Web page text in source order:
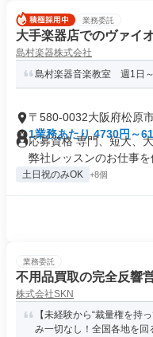
業務委託
大手楽器店でのヴァイ
島村楽器株式会社
島村楽器音楽教室 週1日
〒580-0032大阪府松原
1業務あたり 4730円～
ン 90分）
応募資格 専門、短大、
弊社レッスンのお仕事を
土日祝のみOK +8個
業務委託
不用品買取の完全反響
株式会社SKN
【未経験から“裁量権を持
み一切なし！全国各地を回